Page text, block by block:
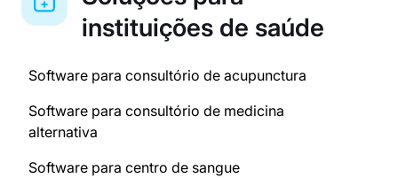
instituições de saúde
Software para consultório de acupunctura
Software para consultório de medicina
alternativa
Software para centro de sangue